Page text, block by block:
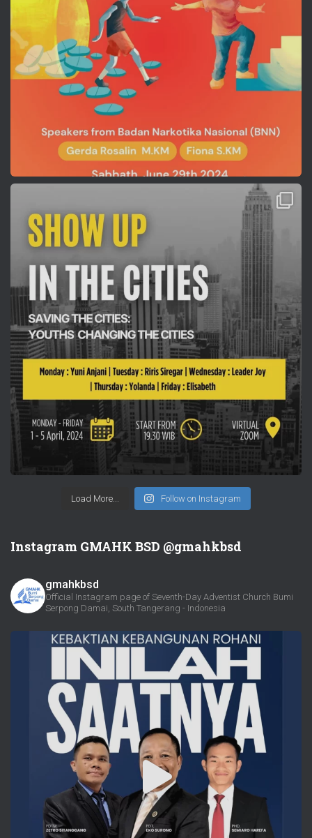
Load More... Follow on Instagram
Instagram GMAHK BSD @gmahkbsd
gmahkbsd
Official Instagram page of Seventh-Day Adventist Church Bumi
Serpong Damai, South Tangerang - Indonesia